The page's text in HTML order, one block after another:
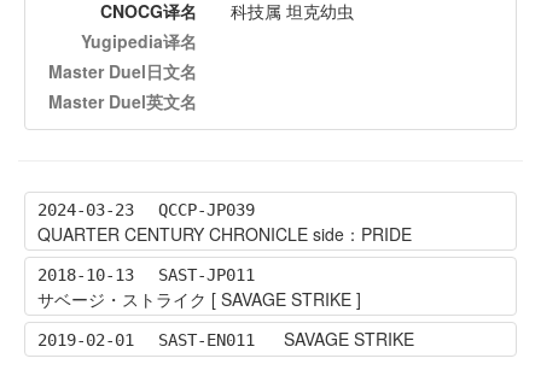
CNOCG译名
科技属 坦克幼虫
Yugipedia译名
Master Duel日文名
Master Duel英文名
2024-03-23 QCCP-JP039
QUARTER CENTURY CHRONICLE side：PRIDE
2018-10-13 SAST-JP011
サベージ・ストライク [ SAVAGE STRIKE ]
2019-02-01 SAST-EN011 SAVAGE STRIKE